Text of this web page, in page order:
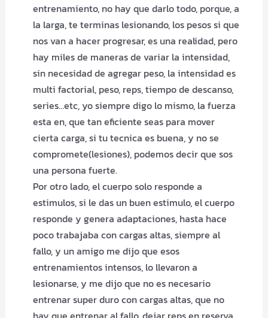
entrenamiento, no hay que darlo todo, porque, a
la larga, te terminas lesionando, los pesos si que
nos van a hacer progresar, es una realidad, pero
hay miles de maneras de variar la intensidad,
sin necesidad de agregar peso, la intensidad es
multi factorial, peso, reps, tiempo de descanso,
series…etc, yo siempre digo lo mismo, la fuerza
esta en, que tan eficiente seas para mover
cierta carga, si tu tecnica es buena, y no se
compromete(lesiones), podemos decir que sos
una persona fuerte.
Por otro lado, el cuerpo solo responde a
estimulos, si le das un buen estimulo, el cuerpo
responde y genera adaptaciones, hasta hace
poco trabajaba con cargas altas, siempre al
fallo, y un amigo me dijo que esos
entrenamientos intensos, lo llevaron a
lesionarse, y me dijo que no es necesario
entrenar super duro con cargas altas, que no